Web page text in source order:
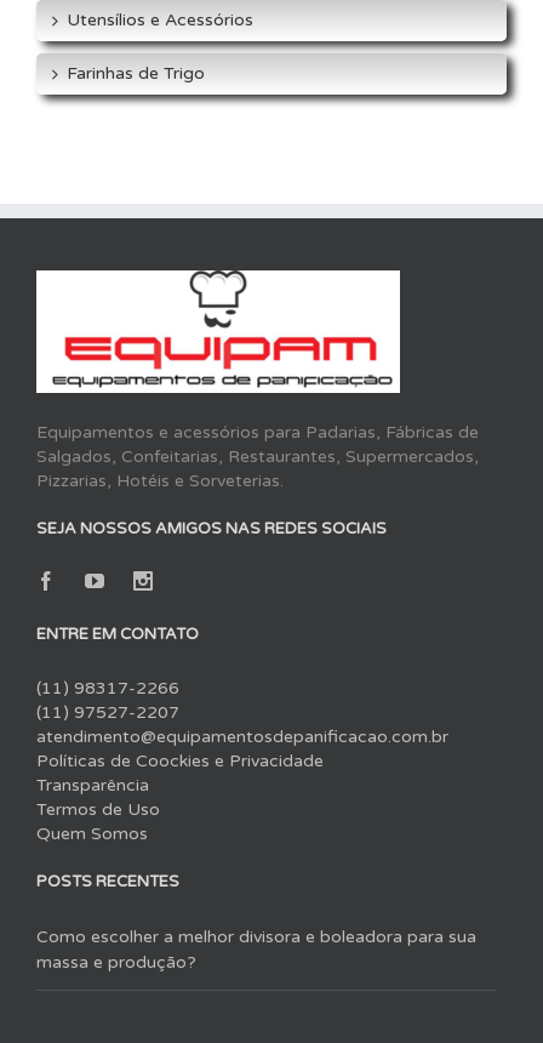
Utensílios e Acessórios
Farinhas de Trigo
Equipamentos e acessórios para Padarias, Fábricas de
Salgados, Confeitarias, Restaurantes, Supermercados,
Pizzarias, Hotéis e Sorveterias.
SEJA NOSSOS AMIGOS NAS REDES SOCIAIS
ENTRE EM CONTATO
(11) 98317-2266
(11) 97527-2207
atendimento@equipamentosdepanificacao.com.br
Políticas de Coockies e Privacidade
Transparência
Termos de Uso
Quem Somos
POSTS RECENTES
Como escolher a melhor divisora e boleadora para sua
massa e produção?